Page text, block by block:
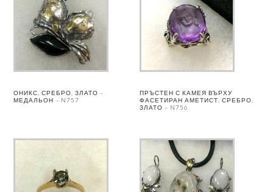
ОНИКС, СРЕБРО, ЗЛАТО –
МЕДАЛЬОН – N757
ПРЪСТЕН С КАМЕЯ ВЪРХУ
ФАСЕТИРАН АМЕТИСТ, СРЕБРО,
ЗЛАТО – N756